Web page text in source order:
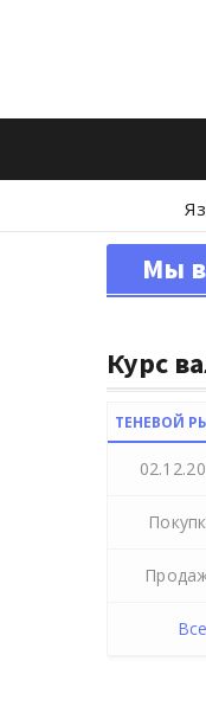
Мы
Курс
ТЕНЕВОЙ